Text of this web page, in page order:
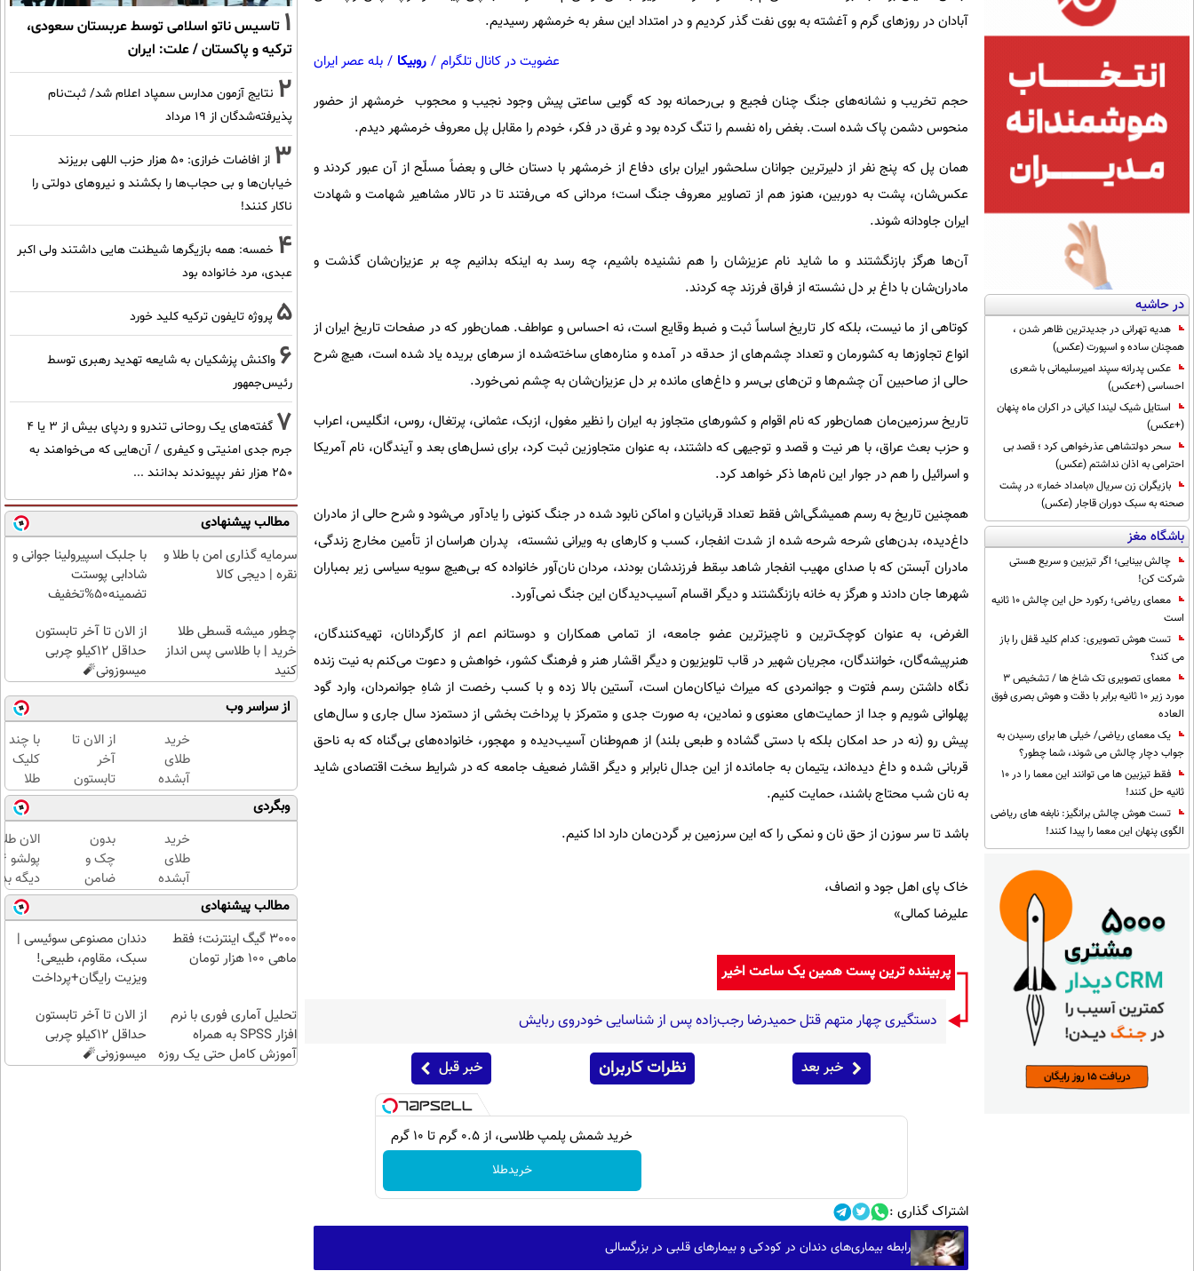
در حاشیه
هدیه تهرانی در جدیدترین ظاهر شدن ،
همچنان ساده و اسپورت (عکس)
عکس پدرانه سپند امیرسلیمانی با شعری
احساسی (+عکس)
استایل شیک لیندا کیانی در اکران ماه پنهان
(+عکس)
سحر دولتشاهی عذرخواهی کرد ؛ قصد بی
احترامی به اذان نداشتم (عکس)
بازیگران زن سریال «بامداد خمار» در پشت
صحنه به سبک دوران قاجار (عکس)
باشگاه مغز
چالش بینایی؛ اگر تیزبین و سریع هستی
شرکت کن!
معمای ریاضی؛ رکورد حل این چالش 10 ثانیه
است
تست هوش تصویری: کدام کلید قفل را باز
می کند؟
معمای تصویری تک شاخ ها / تشخیص 3
مورد زیر 10 ثانیه برابر با دقت و هوش بصری فوق
العاده
یک معمای ریاضی/ خیلی ها برای رسیدن به
جواب دچار چالش می شوند، شما چطور؟
فقط تیزبین ها می توانند این معما را در 10
ثانیه حل کنند!
تست هوش چالش برانگیز: نابغه های ریاضی
الگوی پنهان این معما را پیدا کنند!
آبادان در روزهای گرم و آغشته به بوی نفت گذر کردیم و در امتداد این سفر به خرمشهر رسیدیم.
عضویت در کانال تلگرام / روبیکا / بله عصر ایران
حجم تخریب و نشانه‌های جنگ چنان فجیع و بی‌رحمانه بود که گویی ساعتی پیش وجود نجیب و محجوب خرمشهر از حضور
منحوس دشمن پاک شده است. بغض راه نفسم را تنگ کرده بود و غرق در فکر، خودم را مقابل پل معروف خرمشهر دیدم.
همان پل که پنج نفر از دلیرترین جوانان سلحشور ایران برای دفاع از خرمشهر با دستان خالی و بعضاً مسلّح از آن عبور کردند و
عکس‌شان، پشت به دوربین، هنوز هم از تصاویر معروف جنگ است؛ مردانی که می‌رفتند تا در تالار مشاهیر شهامت و شهادت
ایران جاودانه شوند.
آن‌ها هرگز بازنگشتند و ما شاید نام عزیزشان را هم نشنیده باشیم، چه رسد به اینکه بدانیم چه بر عزیزان‌شان گذشت و
مادران‌شان با داغ بر دل نشسته از فراق فرزند چه کردند.
کوتاهی از ما نیست، بلکه کار تاریخ اساساً ثبت و ضبط وقایع است، نه احساس و عواطف. همان‌طور که در صفحات تاریخ ایران از
انواع تجاوزها به کشورمان و تعداد چشم‌های از حدقه در آمده و مناره‌های ساخته‌شده از سرهای بریده یاد شده است، هیچ شرح
حالی از صاحبین آن چشم‌ها و تن‌های بی‌سر و داغ‌های مانده بر دل عزیزان‌شان به چشم نمی‌خورد.
تاریخ سرزمین‌مان همان‌طور که نام اقوام و کشورهای متجاوز به ایران را نظیر مغول، ازبک، عثمانی، پرتغال، روس، انگلیس، اعراب
و حزب بعث عراق، با هر نیت و قصد و توجیهی که داشتند، به عنوان متجاوزین ثبت کرد، برای نسل‌های بعد و آیندگان، نام آمریکا
و اسرائیل را هم در جوار این نام‌ها ذکر خواهد کرد.
همچنین تاریخ به رسم همیشگی‌اش فقط تعداد قربانیان و اماکن نابود شده در جنگ کنونی را یادآور می‌شود و شرح حالی از مادران
داغ‌دیده، بدن‌های شرحه شرحه شده از شدت انفجار، کسب و کارهای به ویرانی نشسته، پدران هراسان از تأمین مخارج زندگی،
مادران آبستن که با صدای مهیب انفجار شاهد سِقط فرزندشان بودند، مردان نان‌آور خانواده که بی‌هیچ سویه سیاسی زیر بمباران
شهرها جان دادند و هرگز به خانه بازنگشتند و دیگر اقسام آسیب‌دیدگان این جنگ نمی‌آورد.
الغرض، به عنوان کوچک‌ترین و ناچیزترین عضو جامعه، از تمامی همکاران و دوستانم اعم از کارگردانان، تهیه‌کنندگان،
هنرپیشه‌گان، خوانندگان، مجریان شهیر در قاب تلویزیون و دیگر اقشار هنر و فرهنگ کشور، خواهش و دعوت می‌کنم به نیت زنده
نگاه داشتن رسم فتوت و جوانمردی که میراث نیاکان‌مان است، آستین بالا زده و با کسب رخصت از شاهِ جوانمردان، وارد گود
پهلوانی شویم و جدا از حمایت‌های معنوی و نمادین، به صورت جدی و متمرکز با پرداخت بخشی از دستمزد سال جاری و سال‌های
پیش رو (نه در حد امکان بلکه با دستی گشاده و طبعی بلند) از هم‌وطنان آسیب‌دیده و مهجور، خانواده‌های بی‌گناه که به ناحق
قربانی شده و داغ دیده‌اند، یتیمان به جامانده از این جدال نابرابر و دیگر اقشار ضعیف جامعه که در شرایط سخت اقتصادی شاید
به نان شب محتاج باشند، حمایت کنیم.
باشد تا سر سوزن از حق نان و نمکی را که این سرزمین بر گردن‌مان دارد ادا کنیم.
خاک پای اهل جود و انصاف،
علیرضا کمالی»
پربیننده ترین پست همین یک ساعت اخیر
دستگیری چهار متهم قتل حمیدرضا رجب‌زاده پس از شناسایی خودروی ربایش
خبر بعد نظرات کاربران خبر قبل
خرید شمش پلمپ طلاسی، از ۰.۵ گرم تا ۱۰ گرم
خریدطلا
اشتراک گذاری :
رابطه بیماری‌های دندان در کودکی و بیمار‌های قلبی در بزرگسالی
1 تاسیس ناتو اسلامی توسط عربستان سعودی،
ترکیه و پاکستان / علت: ایران
2 نتایج آزمون مدارس سمپاد اعلام شد/ ثبت‌نام
پذیرفته‌شدگان از ۱۹ مرداد
3
از افاضات خرازی: ۵۰ هزار حزب اللهی بریزند
خیابان‌ها و بی حجاب‌ها را بکشند و نیرو‌های دولتی را
ناکار کنند!
4 خمسه: همه بازیگرها شیطنت هایی داشتند ولی اکبر
عبدی، مرد خانواده بود
5 پروژه تایفون ترکیه کلید خورد
6 واکنش پزشکیان به شایعه تهدید رهبری توسط
رئیس‌جمهور
7
گفته‌های یک روحانی تندرو و ردپای بیش از ۳ یا ۴
جرم جدی امنیتی و کیفری / آن‌هایی که می‌خواهند به
۲۵۰ هزار نفر بپیوندند بدانند ...
مطالب پیشنهادی
سرمایه گذاری امن با طلا و
نقره | دیجی کالا
با جلبک اسپیرولینا جوانی و
شادابی پوستت
تضمینه50%تخفیف
چطور میشه قسطی طلا
خرید | با طلاسی پس انداز
کنید
از الان تا آخر تابستون
حداقل 12کیلو چربی
میسوزونی🧨
از سراسر وب
خرید
طلای
آبشده
حتی با
۱۰۰هزارتومان
از الان تا
آخر
تابستون
حداقل
12کیلو
چربی
میسوزونی
🧨
با چند
کلیک
طلا
(ثبت‌نام
کن |
خرید
کن |
هدیه
بگیر)
وبگردی
خرید
طلای
آبشده
حتی با
۱۰۰هزارتومان
بدون
چک و
ضامن
تا 100
میلیون
اعتبار
خرید
طلا
الان
دیگه
طلا با
بی‌بهره
مطالب پیشنهادی
3000 گیگ اینترنت؛ فقط
ماهی 100 هزار تومان
دندان مصنوعی سوئیسی |
سبک، مقاوم، طبیعی!
ویزیت رایگان+پرداخت
تحلیل آماری فوری با نرم
افزار SPSS به همراه
آموزش کامل حتی یک روزه
از الان تا آخر تابستون
حداقل 12کیلو چربی
میسوزونی🧨